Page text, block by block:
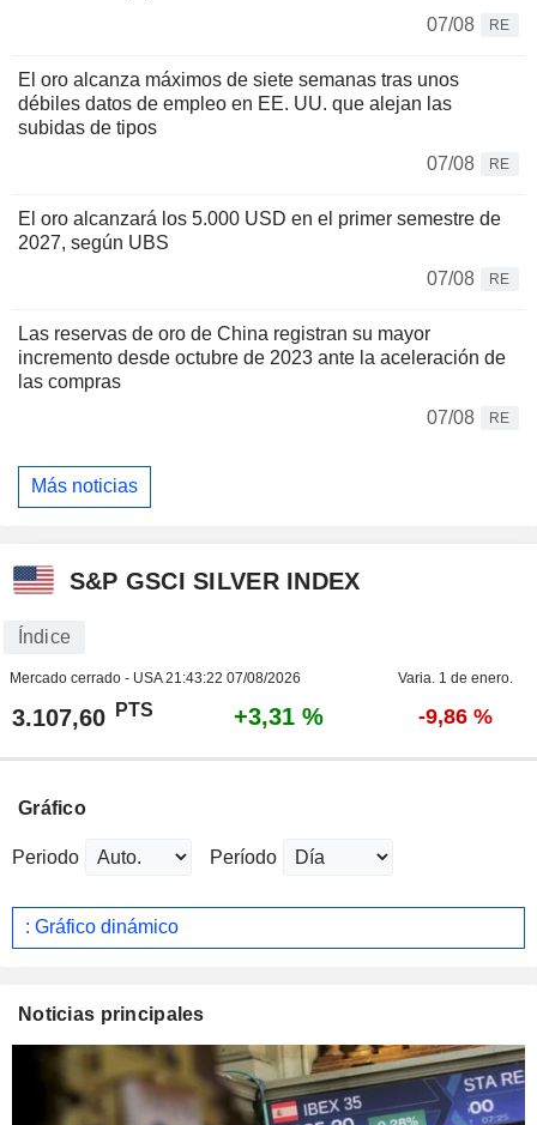
07/08
RE
El oro alcanza máximos de siete semanas tras unos
débiles datos de empleo en EE. UU. que alejan las
subidas de tipos
07/08
RE
El oro alcanzará los 5.000 USD en el primer semestre de
2027, según UBS
07/08
RE
Las reservas de oro de China registran su mayor
incremento desde octubre de 2023 ante la aceleración de
las compras
07/08
RE
Más noticias
S&P GSCI SILVER INDEX
Índice
Mercado cerrado - USA21:43:22 07/08/2026 Varia. 1 de enero.
3.107,60 PTS +3,31 % -9,86 %
Gráfico
Periodo Período
: Gráfico dinámico
Noticias principales